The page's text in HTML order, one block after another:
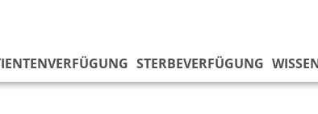
STERBEVERFÜGUNG